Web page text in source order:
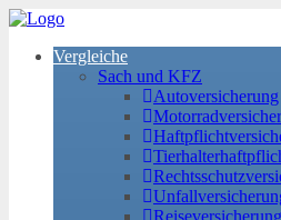
Vergleiche
Sach und KFZ
Autoversicherung
Reiseversicherung